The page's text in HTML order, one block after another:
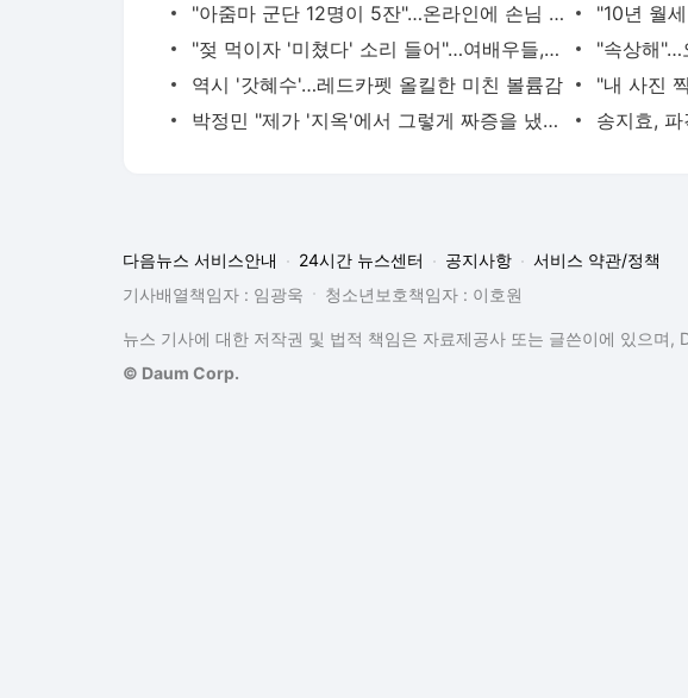
"아줌마 군단 12명이 5잔"…온라인에 손님 저격글 올린 카페
"젖 먹이자 '미쳤다' 소리 들어"…여배우들, 반기 들었다 [글로벌+]
역시 '갓혜수'…레드카펫 올킬한 미친 볼륨감
박정민 "제가 '지옥'에서 그렇게 짜증을 냈나요?" (인터뷰)
다음뉴스 서비스안내 24시간 뉴스센터 공지사항
서비스 약관/정책
기사배열책임자 : 임광욱
청소년보호책임자 : 이호원
뉴스 기사에 대한 저작권 및 법적 책임은 자료제공사 또는 글쓴이에 있으며,
© Daum Corp.